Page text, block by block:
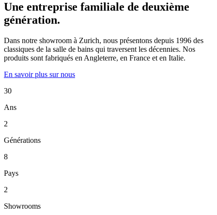
Une entreprise familiale de deuxième
génération.
Dans notre showroom à Zurich, nous présentons depuis 1996 des
classiques de la salle de bains qui traversent les décennies. Nos
produits sont fabriqués en Angleterre, en France et en Italie.
En savoir plus sur nous
30
Ans
2
Générations
8
Pays
2
Showrooms